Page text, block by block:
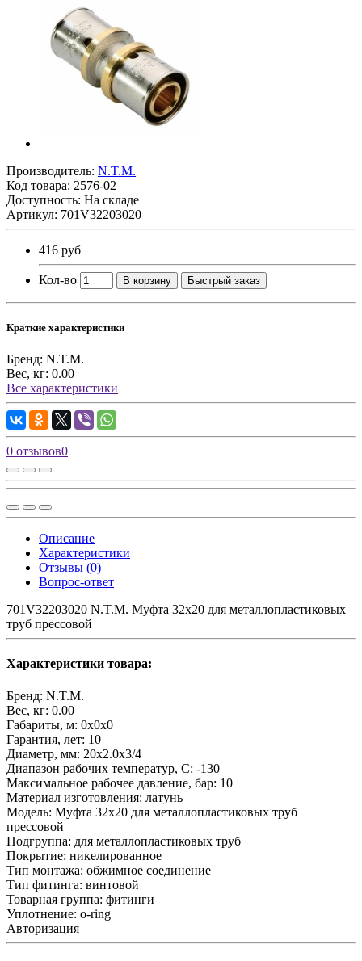
Производитель: N.T.M.
Код товара: 2576-02
Доступность: На складе
Артикул: 701V32203020
416 руб
Кол-во В корзину Быстрый заказ
Краткие характеристики
Бренд: N.T.M.
Вес, кг: 0.00
Все характеристики
0 отзывов0
Описание
Характеристики
Отзывы (0)
Вопрос-ответ
701V32203020 N.T.M. Муфта 32x20 для металлопластиковых
труб прессовой
Характеристики товара:
Бренд: N.T.M.
Вес, кг: 0.00
Габариты, м: 0x0x0
Гарантия, лет: 10
Диаметр, мм: 20х2.0х3/4
Диапазон рабочих температур, С: -130
Максимальное рабочее давление, бар: 10
Материал изготовления: латунь
Модель: Муфта 32x20 для металлопластиковых труб
прессовой
Подгруппа: для металлопластиковых труб
Покрытие: никелированное
Тип монтажа: обжимное соединение
Тип фитинга: винтовой
Товарная группа: фитинги
Уплотнение: o-ring
Авторизация